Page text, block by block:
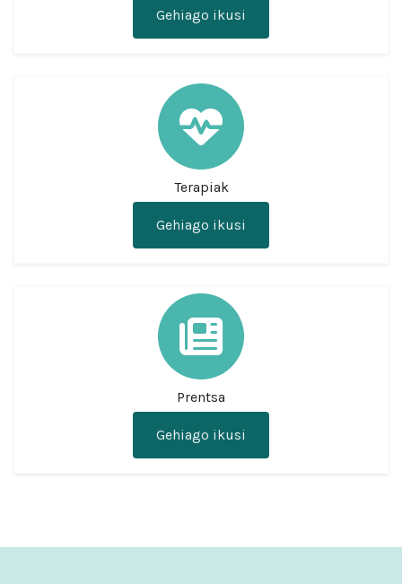
Gehiago ikusi
Terapiak
Gehiago ikusi
Prentsa
Gehiago ikusi